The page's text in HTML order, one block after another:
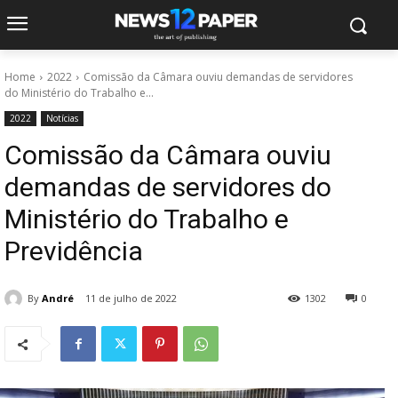
Home 2022
Comissão da Câmara ouviu demandas de servidores
do Ministério do Trabalho e...
2022 Notícias
Comissão da Câmara ouviu
demandas de servidores do
Ministério do Trabalho e
Previdência
By André 11 de julho de 2022 0
1302